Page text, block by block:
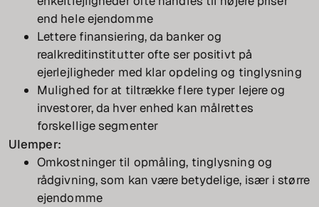
end hele ejendomme
Lettere finansiering, da banker og
realkreditinstitutter ofte ser positivt på
ejerlejligheder med klar opdeling og tinglysning
Mulighed for at tiltrække flere typer lejere og
investorer, da hver enhed kan målrettes
forskellige segmenter
Ulemper:
Omkostninger til opmåling, tinglysning og
rådgivning, som kan være betydelige, især i større
ejendomme